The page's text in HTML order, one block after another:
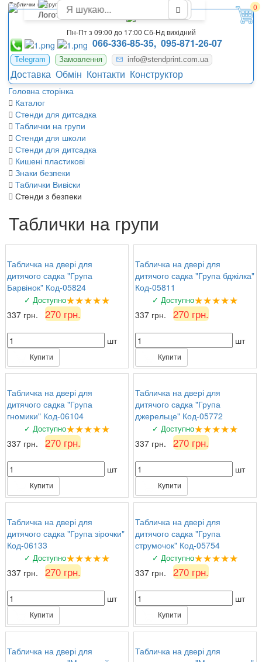
0
Пн-Пт з 09:00 до 17:00 Сб-Нд вихідний
066-336-85-35, 095-871-26-07
Telegram Замовлення info@stendprint.com.ua
Доставка Обмін Контакти Конструктор
Головна сторінка
Каталог
Стенди для дитсадка
Таблички на групи
Стенди для школи
Стенди для дитсадка
Кишені пластикові
Знаки безпеки
Таблички Вивіски
Стенди з безпеки
Таблички на групи у дитячому садку
Таблички на групи
Табличка на двері для
дитячого садка "Група
Барвінок" Код-05824
✓ Доступно★★★★★
337 грн. 270 грн.
шт
Купити
Табличка на двері для
дитячого садка "Група бджілка"
Код-05811
✓ Доступно★★★★★
337 грн. 270 грн.
шт
Купити
Табличка на двері для
дитячого садка "Група
гномики" Код-06104
✓ Доступно★★★★★
337 грн. 270 грн.
шт
Купити
Табличка на двері для
дитячого садка "Група
джерельце" Код-05772
✓ Доступно★★★★★
337 грн. 270 грн.
шт
Купити
Табличка на двері для
дитячого садка "Група зірочки"
Код-06133
✓ Доступно★★★★★
337 грн. 270 грн.
шт
Купити
Табличка на двері для
дитячого садка "Група
струмочок" Код-05754
✓ Доступно★★★★★
337 грн. 270 грн.
шт
Купити
Табличка на двері для
Табличка на двері для